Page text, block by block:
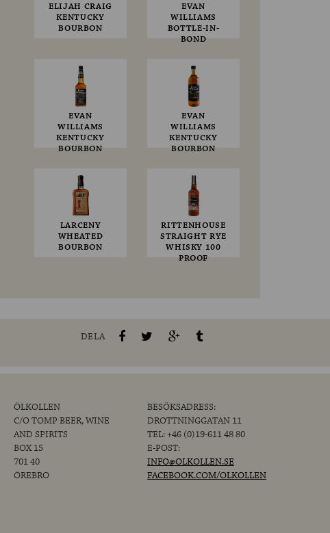
ELIJAH CRAIG
KENTUCKY
BOURBON
EVAN
WILLIAMS
BOTTLE-IN-
BOND
EVAN
WILLIAMS
KENTUCKY
BOURBON
EVAN
WILLIAMS
KENTUCKY
BOURBON
LARCENY
WHEATED
BOURBON
RITTENHOUSE
STRAIGHT RYE
WHISKY 100
PROOF
DELA
ÖLKOLLEN
C/O TOMP BEER, WINE
AND SPIRITS
BOX 15
701 40
ÖREBRO
BESÖKSADRESS:
DROTTNINGGATAN 11
TEL: +46 (0)19-611 48 80
E-POST:
INFO@OLKOLLEN.SE
FACEBOOK.COM/OLKOLLEN